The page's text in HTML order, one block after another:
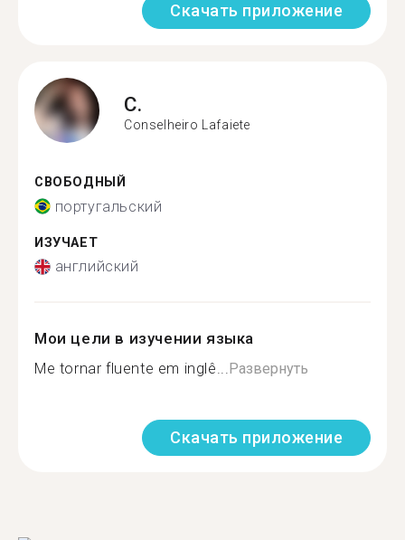
Скачать приложение
C.
Conselheiro Lafaiete
СВОБОДНЫЙ
португальский
ИЗУЧАЕТ
английский
Мои цели в изучении языка
Me tornar fluente em inglê...Развернуть
Скачать приложение